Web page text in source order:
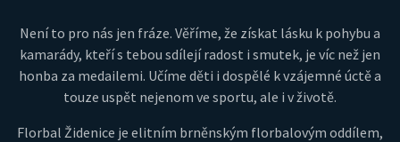
Není to pro nás jen fráze. Věříme, že získat lásku k pohybu a
kamarády, kteří s tebou sdílejí radost i smutek, je víc než jen
honba za medailemi. Učíme děti i dospělé k vzájemné úctě a
touze uspět nejenom ve sportu, ale i v životě.
Florbal Židenice je elitním brněnským florbalovým oddílem,